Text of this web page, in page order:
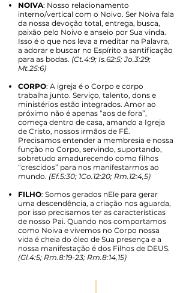
NOIVA: Nosso relacionamento
interno/vertical com o Noivo. Ser Noiva fala
da nossa devoção total, entrega, busca,
paixão pelo Noivo e anseio por Sua vinda.
Isso é o que nos leva a meditar na Palavra,
a adorar e buscar no Espírito a santificação
para as bodas. (Ct.4:9; Is.62:5; Jo.3:29;
Mt.25:6)
CORPO: A igreja é o Corpo e corpo
trabalha junto. Serviço, talento, dons e
ministérios estão integrados. Amor ao
próximo não é apenas “aos de fora”,
começa dentro de casa, amando a Igreja
de Cristo, nossos irmãos de FÉ.
Precisamos entender a membresia e nossa
função no Corpo, servindo, suportando,
sobretudo amadurecendo como filhos
“crescidos” para nos manifestarmos ao
mundo. (Ef.5:30; 1Co.12:20; Rm.12:4,5)​
FILHO: Somos gerados nEle para gerar
uma descendência, a criação nos aguarda,
por isso precisamos ter as características
de nosso Pai. Quando nos comportamos
como Noiva e vivemos no Corpo nossa
vida é cheia do óleo de Sua presença e a
nossa manifestação é dos Filhos de DEUS.
(Gl.4:5; Rm.8:19-23; Rm.8:14,15)